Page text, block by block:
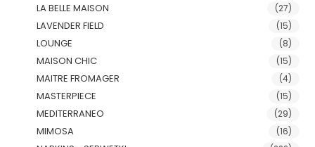
LA BELLE MAISON (27)
LAVENDER FIELD (15)
LOUNGE (8)
MAISON CHIC (15)
MAITRE FROMAGER (4)
MASTERPIECE (15)
MEDITERRANEO (29)
MIMOSA (16)